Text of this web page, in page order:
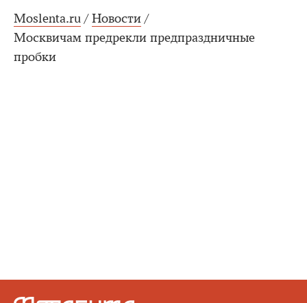
Moslenta.ru / Новости /
Москвичам предрекли предпраздничные
пробки